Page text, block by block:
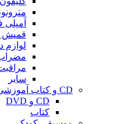
آمپلی
قمیش
لوازم
سایر
CD و کتاب آموزشی
CD و DVD
کتاب